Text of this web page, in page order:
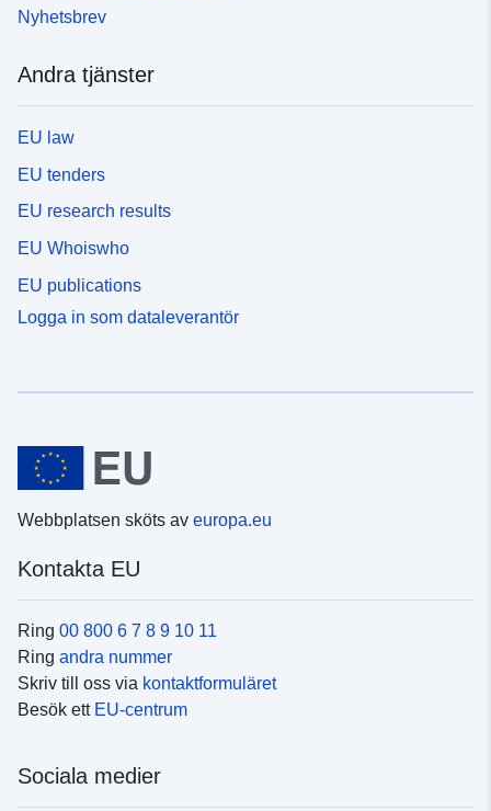
Nyhetsbrev
Andra tjänster
EU law
EU tenders
EU research results
EU Whoiswho
EU publications
Logga in som dataleverantör
Webbplatsen sköts av europa.eu
Kontakta EU
Ring 00 800 6 7 8 9 10 11
Ring andra nummer
Skriv till oss via kontaktformuläret
Besök ett EU-centrum
Sociala medier